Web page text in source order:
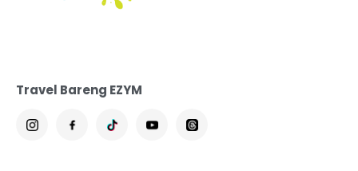
Travel Bareng EZYM